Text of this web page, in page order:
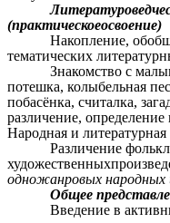
(практическоеосвоение)
Накопление,
тематических
Знакомство с
потешка, колыбельная
побасёнка, считалка,
различение,
Народная и литературная
Различение
одножанровых народных
Общее
Введение в